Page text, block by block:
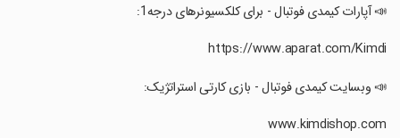
‏📣 آپارات کیمدی فوتبال - برای کلکسیونرهای درجه1:
‏📣 وبسایت کیمدی فوتبال - بازی کارتی استراتژیک: